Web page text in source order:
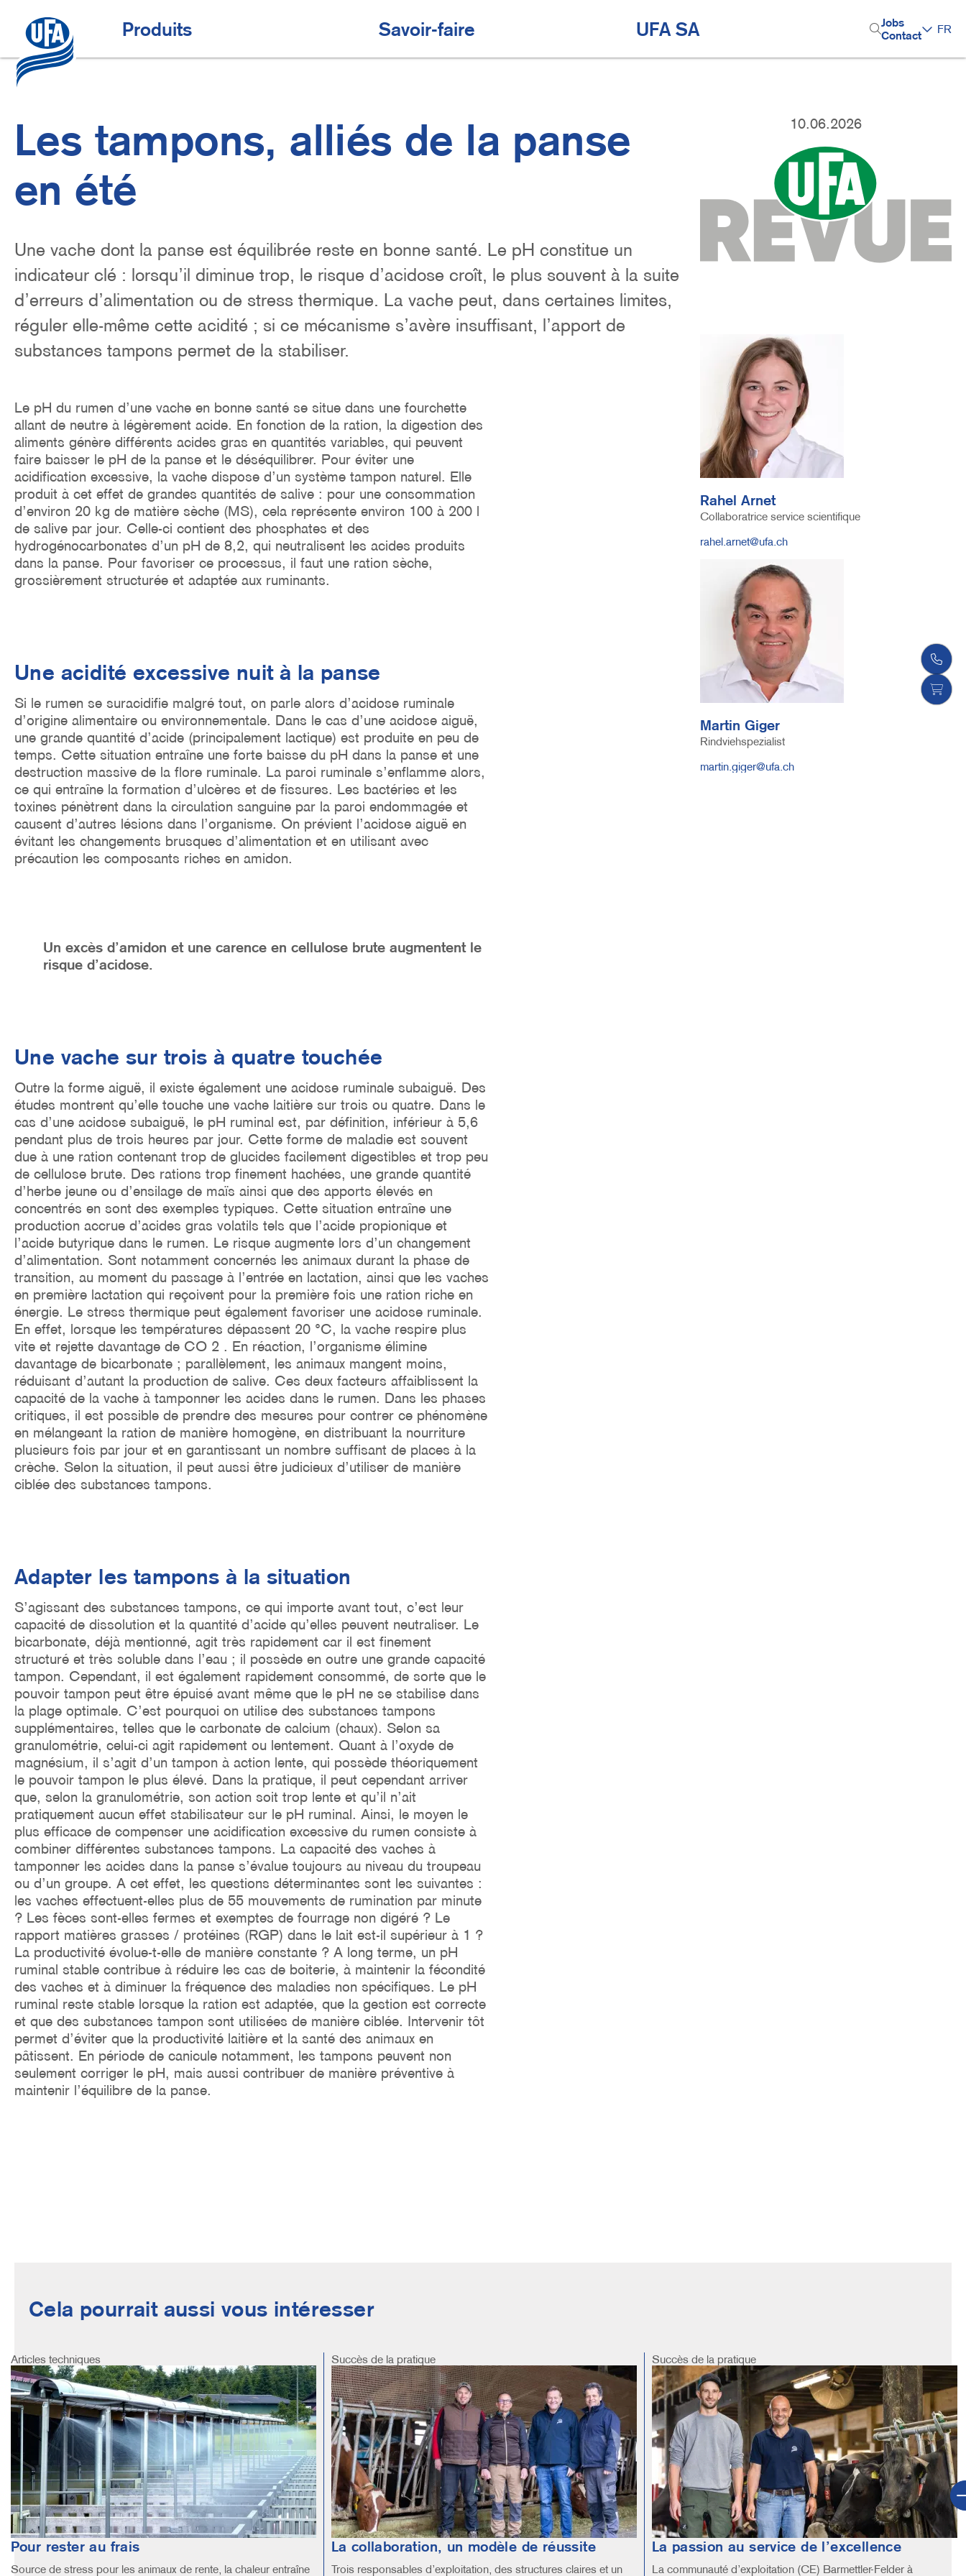
contenu
principal
H
a
n
a
v
i
a
t
i
o
n
Produits Savoir-faire UFA SA
H
u
Jobs
Contact
FR
Offres spéciales
Top-thèmes
Les tampons, alliés de la panse
en été
Lead
Une vache dont la panse est équilibrée reste en bonne santé. Le pH constitue un
indicateur clé : lorsqu’il diminue trop, le risque d’acidose croît, le plus souvent à la suite
d’erreurs d’alimentation ou de stress thermique. La vache peut, dans certaines limites,
réguler elle-même cette acidité ; si ce mécanisme s’avère insuffisant, l’apport de
substances tampons permet de la stabiliser.
Le pH du rumen d’une vache en bonne santé se situe dans une fourchette
allant de neutre à légèrement acide. En fonction de la ration, la digestion des
aliments génère différents acides gras en quantités variables, qui peuvent
faire baisser le pH de la panse et le déséquilibrer. Pour éviter une
acidification excessive, la vache dispose d’un système tampon naturel. Elle
produit à cet effet de grandes quantités de salive : pour une consommation
d’environ 20 kg de matière sèche (MS), cela représente environ 100 à 200 l
de salive par jour. Celle-ci contient des phosphates et des
hydrogénocarbonates d’un pH de 8,2, qui neutralisent les acides produits
dans la panse. Pour favoriser ce processus, il faut une ration sèche,
grossièrement structurée et adaptée aux ruminants.
Une acidité excessive nuit à la panse
Si le rumen se suracidifie malgré tout, on parle alors d’acidose ruminale
d’origine alimentaire ou environnementale. Dans le cas d’une acidose aiguë,
une grande quantité d’acide (principalement lactique) est produite en peu de
temps. Cette situation entraîne une forte baisse du pH dans la panse et une
destruction massive de la flore ruminale. La paroi ruminale s’enflamme alors,
ce qui entraîne la formation d’ulcères et de fissures. Les bactéries et les
toxines pénètrent dans la circulation sanguine par la paroi endommagée et
causent d’autres lésions dans l’organisme. On prévient l’acidose aiguë en
évitant les changements brusques d’alimentation et en utilisant avec
précaution les composants riches en amidon.
Un excès d’amidon et une carence en cellulose brute augmentent le
risque d’acidose.
Une vache sur trois à quatre touchée
Outre la forme aiguë, il existe également une acidose ruminale subaiguë. Des
études montrent qu’elle touche une vache laitière sur trois ou quatre. Dans le
cas d’une acidose subaiguë, le pH ruminal est, par définition, inférieur à 5,6
pendant plus de trois heures par jour. Cette forme de maladie est souvent
due à une ration contenant trop de glucides facilement digestibles et trop peu
de cellulose brute. Des rations trop finement hachées, une grande quantité
d’herbe jeune ou d’ensilage de maïs ainsi que des apports élevés en
concentrés en sont des exemples typiques. Cette situation entraîne une
production accrue d’acides gras volatils tels que l’acide propionique et
l’acide butyrique dans le rumen. Le risque augmente lors d’un changement
d’alimentation. Sont notamment concernés les animaux durant la phase de
transition, au moment du passage à l’entrée en lactation, ainsi que les vaches
en première lactation qui reçoivent pour la première fois une ration riche en
énergie. Le stress thermique peut également favoriser une acidose ruminale.
En effet, lorsque les températures dépassent 20 °C, la vache respire plus
vite et rejette davantage de CO 2 . En réaction, l’organisme élimine
davantage de bicarbonate ; parallèlement, les animaux mangent moins,
réduisant d’autant la production de salive. Ces deux facteurs affaiblissent la
capacité de la vache à tamponner les acides dans le rumen. Dans les phases
critiques, il est possible de prendre des mesures pour contrer ce phénomène
en mélangeant la ration de manière homogène, en distribuant la nourriture
plusieurs fois par jour et en garantissant un nombre suffisant de places à la
crèche. Selon la situation, il peut aussi être judicieux d’utiliser de manière
ciblée des substances tampons.
Adapter les tampons à la situation
S’agissant des substances tampons, ce qui importe avant tout, c’est leur
capacité de dissolution et la quantité d’acide qu’elles peuvent neutraliser. Le
bicarbonate, déjà mentionné, agit très rapidement car il est finement
structuré et très soluble dans l’eau ; il possède en outre une grande capacité
tampon. Cependant, il est également rapidement consommé, de sorte que le
pouvoir tampon peut être épuisé avant même que le pH ne se stabilise dans
la plage optimale. C’est pourquoi on utilise des substances tampons
supplémentaires, telles que le carbonate de calcium (chaux). Selon sa
granulométrie, celui-ci agit rapidement ou lentement. Quant à l’oxyde de
magnésium, il s’agit d’un tampon à action lente, qui possède théoriquement
le pouvoir tampon le plus élevé. Dans la pratique, il peut cependant arriver
que, selon la granulométrie, son action soit trop lente et qu’il n’ait
pratiquement aucun effet stabilisateur sur le pH ruminal. Ainsi, le moyen le
plus efficace de compenser une acidification excessive du rumen consiste à
combiner différentes substances tampons. La capacité des vaches à
tamponner les acides dans la panse s’évalue toujours au niveau du troupeau
ou d’un groupe. A cet effet, les questions déterminantes sont les suivantes :
les vaches effectuent-elles plus de 55 mouvements de rumination par minute
? Les fèces sont-elles fermes et exemptes de fourrage non digéré ? Le
rapport matières grasses / protéines (RGP) dans le lait est-il supérieur à 1 ?
La productivité évolue-t-elle de manière constante ? A long terme, un pH
ruminal stable contribue à réduire les cas de boiterie, à maintenir la fécondité
des vaches et à diminuer la fréquence des maladies non spécifiques. Le pH
ruminal reste stable lorsque la ration est adaptée, que la gestion est correcte
et que des substances tampon sont utilisées de manière ciblée. Intervenir tôt
permet d’éviter que la productivité laitière et la santé des animaux en
pâtissent. En période de canicule notamment, les tampons peuvent non
seulement corriger le pH, mais aussi contribuer de manière préventive à
maintenir l’équilibre de la panse.
10.06.2026
Rahel Arnet
Funktion
Collaboratrice service scientifique
E-
rahel.arnet@ufa.ch
Martin Giger
Funktion
Rindviehspezialist
E-
martin.giger@ufa.ch
Cela pourrait aussi vous intéresser
Articles techniques
Image
Pour rester au frais
Source de stress pour les animaux de rente, la chaleur entraîne
Succès de la pratique
Image
La collaboration, un modèle de réussite
Trois responsables d’exploitation, des structures claires et un
Succès de la pratique
Image
La passion au service de l’excellence
La communauté d’exploitation (CE) Barmettler-Felder à